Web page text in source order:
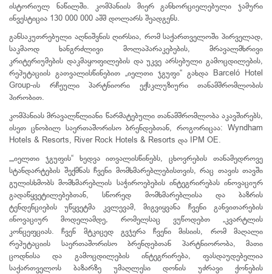
ისტორიულ ნაწილში. კომპანიის მიერ განხორციელებული ჯამური
ინვესტიცია 130 000 000 აშშ დოლარს შეადგენს.
განსაკუთრებული აღნიშვნის ღირსია, რომ საქართველოში პირველად,
საკმაოდ ხანგრძლივი მოლაპარაკებების, მრავალმხრივი
კრიტერიუმების დაკმაყოფილების და უკვე არსებული გამოცდილების,
რეპუტაციის გათვალისწინებით „იელთი ჯგუფი“ გახდა Barceló Hotel
Group-ის რჩეული პარტნიორი ექსკლუზიური თანამშრომლობის
პირობით.
კომპანიას მრავალწლიანი წარმატებული თანამშრომლობა აკავშირებს,
ისეთ ცნობილ საერთაშორისო ბრენდებთან, როგორიცაა: Wyndham
Hotels & Resorts, River Rock Hotels & Resorts და IPM OE.
„„იელთი ჯგუფის“ ხედვა ითვალისწინებს, ცხოვრების თანამედროვე
სტანდარტების შექმნას ჩვენი მომხმარებლებისთვის, რაც თავის თავში
გულისხმობს მომხმარებლის საჭიროებების ინტეგრირებას ინოვაციურ
გადაწყვეტილებებთან, სწორედ მომხმარებლისა და ბაზრის
ტენდენციების უწყვეტმა კვლევამ, მიგვიყვანა ჩვენი განვითარების
ინოვაციურ მოდელამდე, რომელსაც ვუწოდებთ „კვარტლის
კონცეფციას. ჩვენ მტკიცედ გვჯერა ჩვენი მისიის, რომ მაღალი
რეპუტაციის საერთაშორისო ბრენდებთან პარტნიორობა, მათი
ცოდნისა და გამოცდილების ინტეგრირება, ფასდაუდებელია
საქართველოს ბაზარზე უმაღლესი დონის უძრავი ქონების